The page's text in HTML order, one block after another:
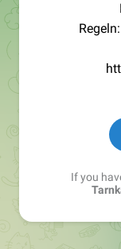
Kochen:
If you